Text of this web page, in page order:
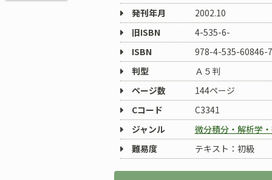
発刊年月
2002.10
旧ISBN
4-535-6-
ISBN
978-4-535-60846-7
判型
Ａ５判
ページ数
144ページ
Cコード
C3341
ジャンル
微分積分・解析学
難易度
テキスト：初級